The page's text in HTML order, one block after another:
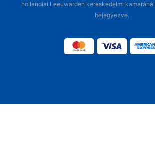
hollandiai Leeuwarden kereskedelmi
bejegyezve.